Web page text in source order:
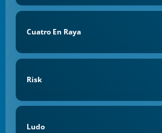
Cuatro En Raya
Risk
Ludo